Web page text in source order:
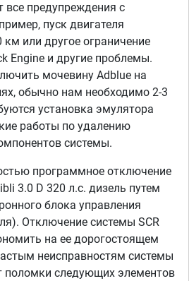
все предупреждения с
пуск двигателя
или другое ограничение
Engine и другие проблемы.
мочевину Adblue на
обычно нам необходимо 2-3
установка эмулятора
работы по удалению
системы.
программное отключение
3.0 D 320 л.с. дизель путем
блока управления
Отключение системы SCR
на ее дорогостоящем
неисправностям системы
поломки следующих элементов